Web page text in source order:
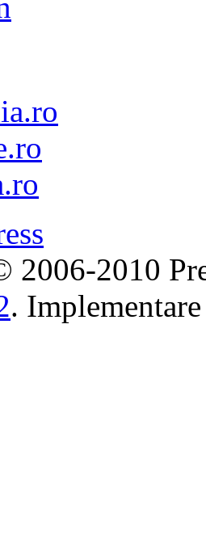
2006-2010
.